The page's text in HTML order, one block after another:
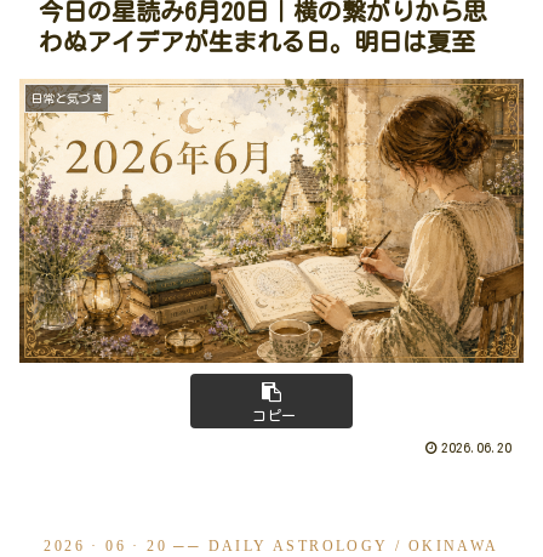
今日の星読み6月20日｜横の繋がりから思
わぬアイデアが生まれる日。明日は夏至
日常と気づき
コピー
2026.06.20
2026 · 06 · 20 ── DAILY ASTROLOGY / OKINAWA